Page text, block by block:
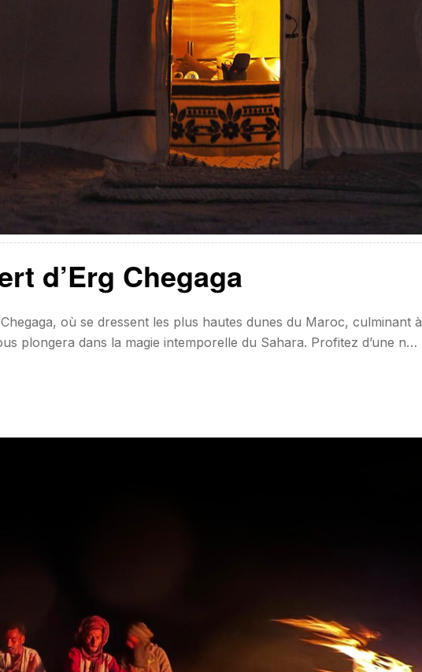
d’Erg Chegaga
où se dressent les plus hautes dunes du Maroc, culminant à
plongera dans la magie intemporelle du Sahara. Profitez d’une nuit
chaleureuse et panoramas époustouflants. ⏳ Durée : 2